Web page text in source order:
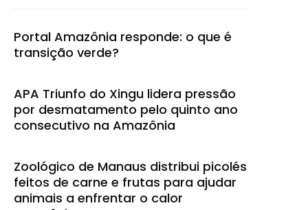
Portal Amazônia responde: o que é
transição verde?
APA Triunfo do Xingu lidera pressão
por desmatamento pelo quinto ano
consecutivo na Amazônia
Zoológico de Manaus distribui picolés
feitos de carne e frutas para ajudar
animais a enfrentar o calor